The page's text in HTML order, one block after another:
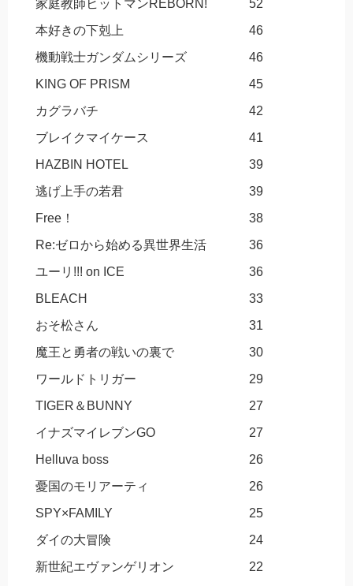
家庭教師ヒットマンREBORN!
52
本好きの下剋上
46
機動戦士ガンダムシリーズ
46
KING OF PRISM
45
カグラバチ
42
ブレイクマイケース
41
HAZBIN HOTEL
39
逃げ上手の若君
39
Free！
38
Re:ゼロから始める異世界生活
36
ユーリ!!! on ICE
36
BLEACH
33
おそ松さん
31
魔王と勇者の戦いの裏で
30
ワールドトリガー
29
TIGER＆BUNNY
27
イナズマイレブンGO
27
Helluva boss
26
憂国のモリアーティ
26
SPY×FAMILY
25
ダイの大冒険
24
新世紀エヴァンゲリオン
22